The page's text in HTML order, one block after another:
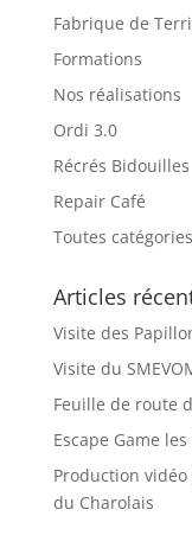
Fabrique de
Formations
Nos réalisations
Ordi 3.0
Récrés Bidouilles
Repair Café
Toutes catégories
Articles
Visite des
Visite du
Feuille de route
Escape Game
Production vidéo
du Charolais